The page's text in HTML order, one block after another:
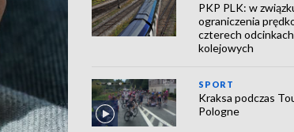
PKP PLK: w
ograniczenia
czterech
kolejowych
SPORT
Kraksa podczas
Pologne